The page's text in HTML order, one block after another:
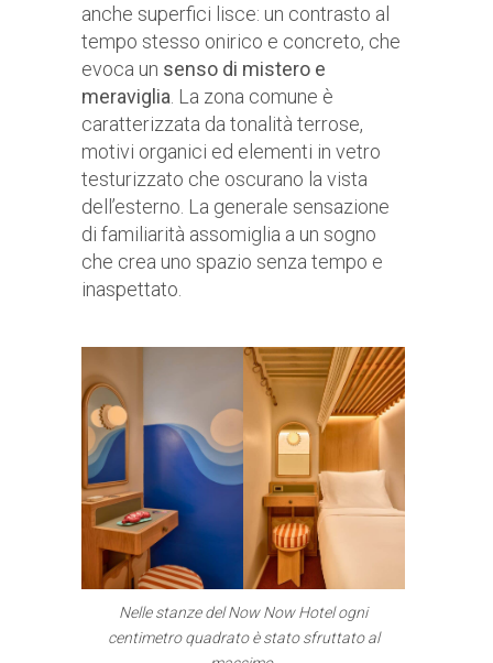
anche superfici lisce: un contrasto al
tempo stesso onirico e concreto, che
evoca un senso di mistero e
meraviglia . La zona comune è
caratterizzata da tonalità terrose,
motivi organici ed elementi in vetro
testurizzato che oscurano la vista
dell’esterno. La generale sensazione
di familiarità assomiglia a un sogno
che crea uno spazio senza tempo e
inaspettato.
Nelle stanze del Now Now Hotel ogni
centimetro quadrato è stato sfruttato al